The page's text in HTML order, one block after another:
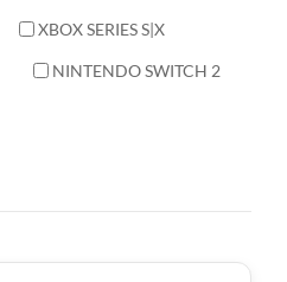
XBOX SERIES S|X
NINTENDO SWITCH 2